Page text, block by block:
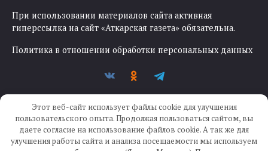
При использовании материалов сайта активная
гиперссылка на сайт «Аткарская газета» обязательна.
Политика в отношении обработки персональных данных
Этот веб-сайт использует файлы cookie для улучшения
пользовательского опыта. Продолжая пользоваться сайтом, вы
даете согласие на использование файлов cookie. А так же для
улучшения работы сайта и анализа посещаемости мы используем